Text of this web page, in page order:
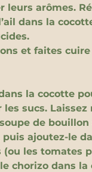
arômes.
dans la
et faites
la cocotte
sucs.
de
puis ajoutez-le
les tomates
chorizo dans la